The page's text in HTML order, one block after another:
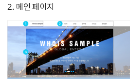
2. 메인 페이지